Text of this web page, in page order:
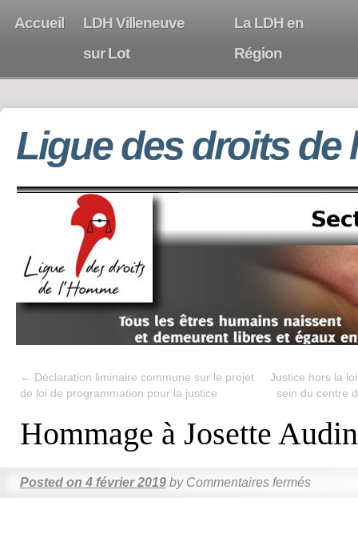
Accueil
LDH Villeneuve
sur Lot
La LDH en
Région
Ligue des droits de
← Déclaration liminaire commune sur le projet
de loi de programmation pour la justice
Justice hors la
sein du centre
Hommage à Josette Audin
Posted on 4 février 2019 by Commentaires fermés